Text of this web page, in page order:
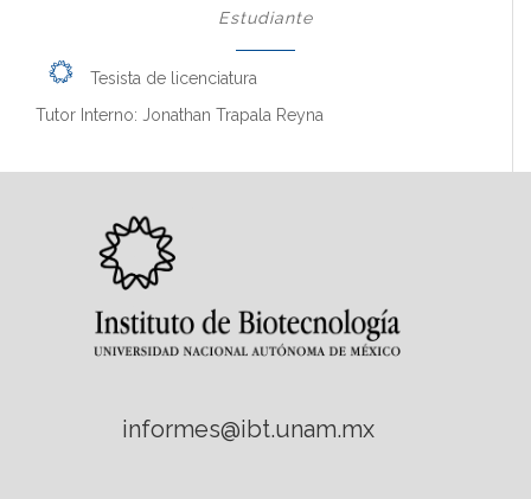
Estudiante
Tesista de licenciatura
Tutor Interno: Jonathan Trapala Reyna
informes@ibt.unam.mx